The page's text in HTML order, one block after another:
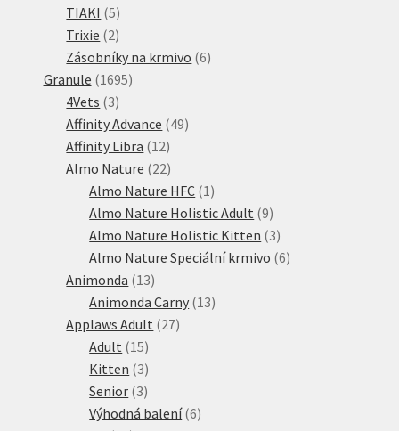
TIAKI 55
produktů
Trixie 22
produkty
Zásobníky na krmivo 66
Granule 16951695
4Vets 33
produkty
Affinity Advance 4949
Affinity Libra 1212
produktů
Almo Nature 2222
produktů
Almo Nature HFC 1 1
produkt
Almo Nature Holistic Adult 99
produktů
Almo Nature Holistic Kitten 33
produkty
Almo Nature Speciální krmivo 66
Animonda 1313
produktů
Animonda Carny 1313
Applaws Adult 2727
Adult 1515
produktů
Kitten 33
produkty
Senior 33
produkty
Výhodná balení 66